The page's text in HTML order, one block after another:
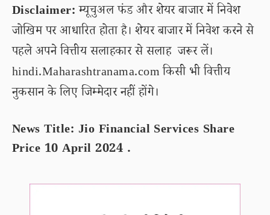
Disclaimer:म्यूचुअल फंड और शेयर बाजार में निवेश
जोखिम पर आधारित होता है। शेयर बाजार में निवेश करने से
पहले अपने वित्तीय सलाहकार से सलाह जरूर लें।
hindi.Maharashtranama.com किसी भी वित्तीय
नुकसान के लिए जिम्मेदार नहीं होंगे।
News Title: Jio Financial Services Share
Price 10 April 2024 .